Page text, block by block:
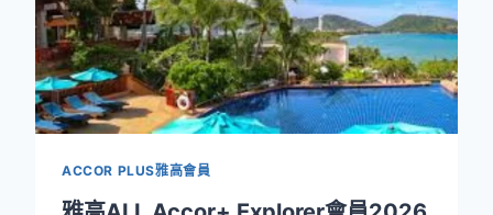
ACCOR PLUS雅高會員